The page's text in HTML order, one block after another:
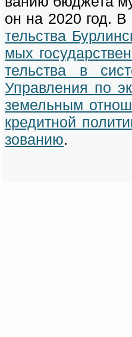
он на 2020 год.
тель­ства
мых
тель­ства в
Управ­ле­ния по
зе­мель­ным
кре­дит­ной
зо­ва­нию.